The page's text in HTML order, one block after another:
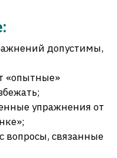
допустимы,
«опытные»
упражнения от
вопросы, связанные